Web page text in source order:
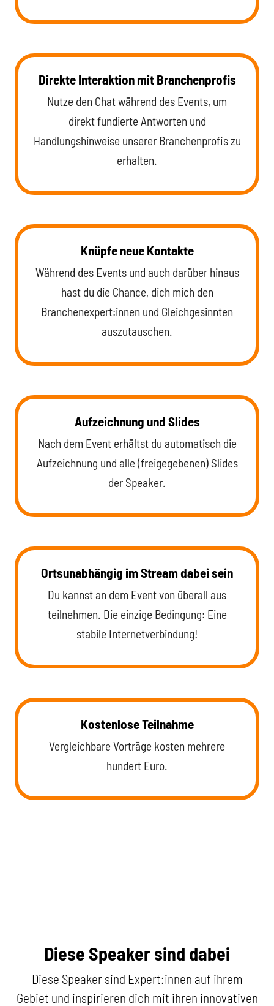
Direkte Interaktion mit Branchenprofis
Nutze den Chat während des Events, um
direkt fundierte Antworten und
Handlungshinweise unserer Branchenprofis zu
erhalten.
Knüpfe neue Kontakte
Während des Events und auch darüber hinaus
hast du die Chance, dich mich den
Branchenexpert:innen und Gleichgesinnten
auszutauschen.
Aufzeichnung und Slides
Nach dem Event erhältst du automatisch die
Aufzeichnung und alle (freigegebenen) Slides
der Speaker.
Ortsunabhängig im Stream dabei sein
Du kannst an dem Event von überall aus
teilnehmen. Die einzige Bedingung: Eine
stabile Internetverbindung!
Kostenlose Teilnahme
Vergleichbare Vorträge kosten mehrere
hundert Euro.
Diese Speaker sind dabei
Diese Speaker sind Expert:innen auf ihrem
Gebiet und inspirieren dich mit ihren innovativen